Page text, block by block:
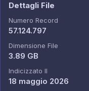
Dettagli File
Numero Record
57.124.797
Dimensione File
3.89 GB
Indicizzato Il
18 maggio 2026